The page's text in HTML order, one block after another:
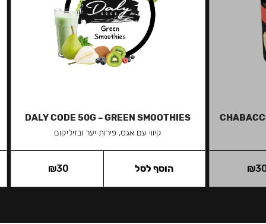
₪
DALY CODE 50G – GREEN SMOOTHIES
קיווי עם אגס, פירות יער ובזיליקום
₪30 הוסף לסל